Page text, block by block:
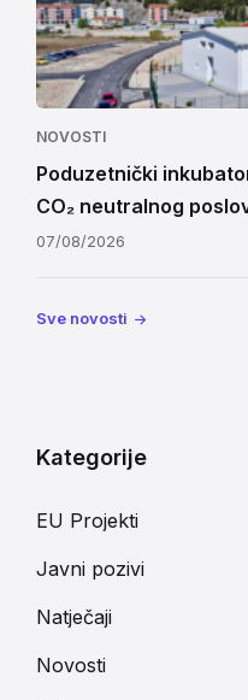
NOVOSTI
Poduzetnički
CO₂ neutralnog
07/08/2026
Sve novosti
Kategorije
EU Projekti
Javni pozivi
Natječaji
Novosti